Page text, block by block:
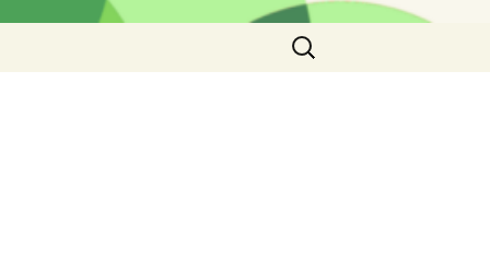
Rechercher :